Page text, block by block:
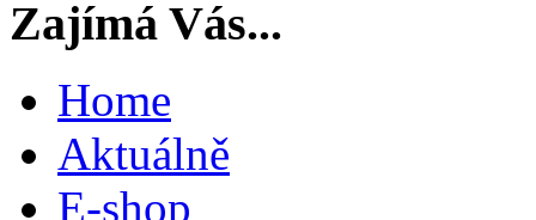
Zajímá Vás...
Home
Aktuálně
E-shop